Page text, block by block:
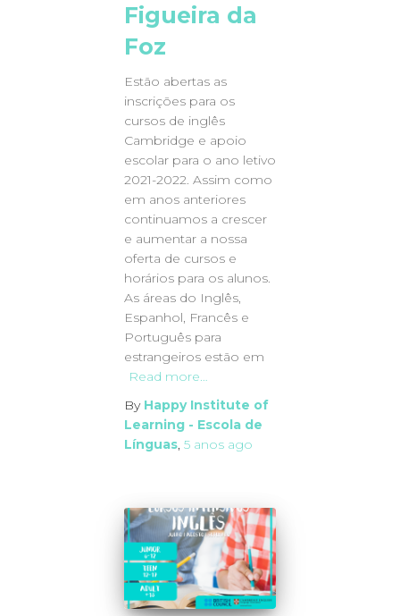
Figueira da
Foz
Estão abertas as
inscrições para os
cursos de inglês
Cambridge e apoio
escolar para o ano letivo
2021-2022. Assim como
em anos anteriores
continuamos a crescer
e aumentar a nossa
oferta de cursos e
horários para os alunos.
As áreas do Inglês,
Espanhol, Francês e
Português para
estrangeiros estão em
Read more…
By Happy Institute of
Learning - Escola de
Línguas, 5 anos ago